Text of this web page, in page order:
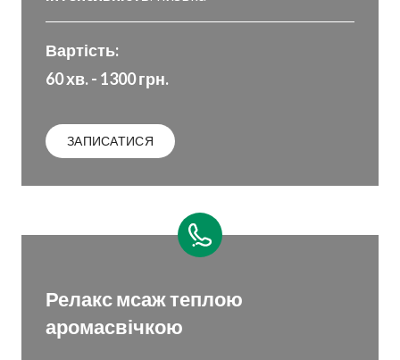
Вартість:
60 хв. - 1300 грн.
ЗАПИСАТИСЯ
Релакс мсаж теплою
аромасвічкою